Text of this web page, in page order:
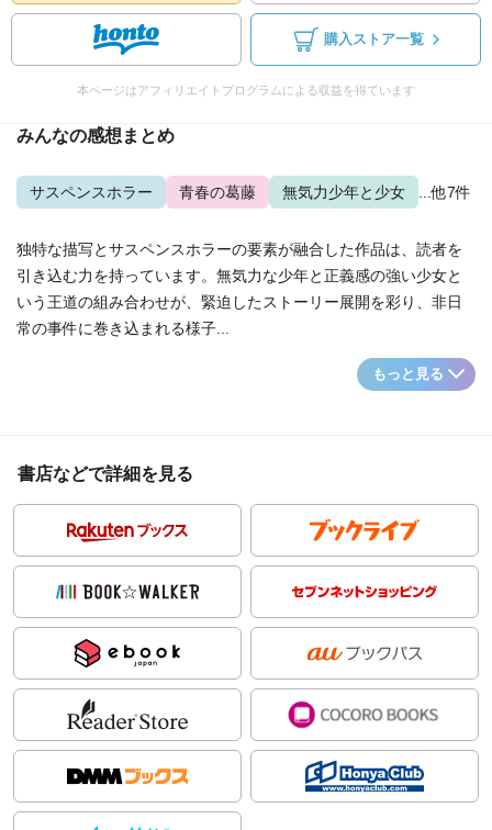
購入ストア一覧
本ページはアフィリエイトプログラムによる収益を得ています
みんなの感想まとめ
サスペンスホラー 青春の葛藤 無気力少年と少女 ...他7件
独特な描写とサスペンスホラーの要素が融合した作品は、読者を
引き込む力を持っています。無気力な少年と正義感の強い少女と
いう王道の組み合わせが、緊迫したストーリー展開を彩り、非日
常の事件に巻き込まれる様子...
もっと見る
書店などで詳細を見る